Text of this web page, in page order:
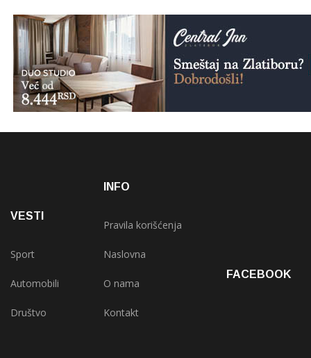
VESTI
Sport
Automobili
Društvo
INFO
Pravila korišćenja
Naslovna
O nama
Kontakt
FACEBOOK